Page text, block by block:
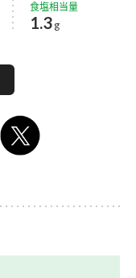
食塩相当量
1.3 g